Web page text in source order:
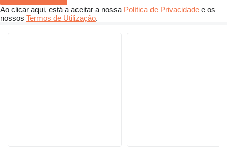
Ao clicar aqui, está a aceitar a nossa Política de Privacidade e os
nossos Termos de Utilização.